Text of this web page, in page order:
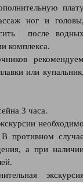
ног и
после
комплекса.
или
3 часа.
В противном
а при